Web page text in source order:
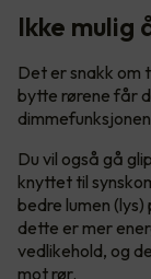
Ikke mulig
Det er snakk om
bytte rørene får
Du vil også gå
knyttet til
bedre lumen
dette er mer
vedlikehold, og
mot rør.